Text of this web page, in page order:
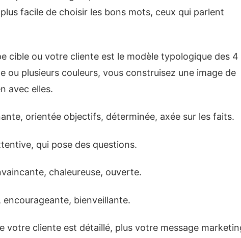
facile de choisir les bons mots, ceux qui parlent
cible ou votre cliente est le modèle typologique des 4
ou plusieurs couleurs, vous construisez une image de
avec elles.
orientée objectifs, déterminée, axée sur les faits.
qui pose des questions.
chaleureuse, ouverte.
bienveillante.
votre cliente est détaillé, plus votre message